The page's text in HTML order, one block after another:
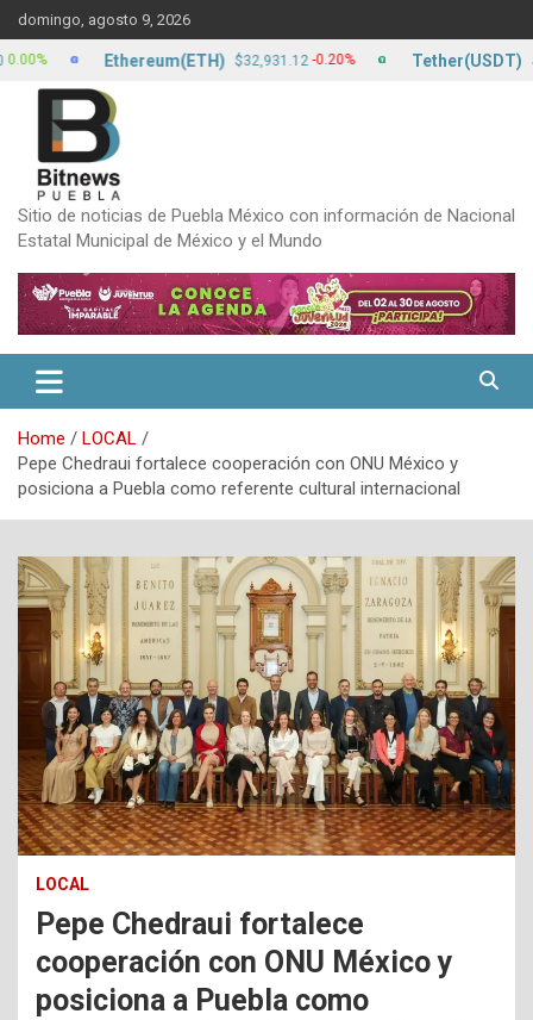
Skip
to
content
domingo, agosto 9, 2026
Sitio de noticias de Puebla México con información de Nacional
Estatal Municipal de México y el Mundo
Home
LOCAL
Pepe Chedraui fortalece cooperación con ONU México y
posiciona a Puebla como referente cultural internacional
LOCAL
Pepe Chedraui fortalece
cooperación con ONU México y
posiciona a Puebla como
Ethereum(ETH) $32,931.12 -0.20% Tether(USDT) $17.12